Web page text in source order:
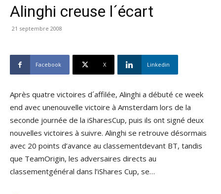
Alinghi creuse l´écart
21 septembre 2008
Facebook X Linkedin
Après quatre victoires d´affilée, Alinghi a débuté ce week
end avec unenouvelle victoire à Amsterdam lors de la
seconde journée de la iSharesCup, puis ils ont signé deux
nouvelles victoires à suivre. Alinghi se retrouve désormais
avec 20 points d’avance au classementdevant BT, tandis
que TeamOrigin, les adversaires directs au
classementgénéral dans l’iShares Cup, se…